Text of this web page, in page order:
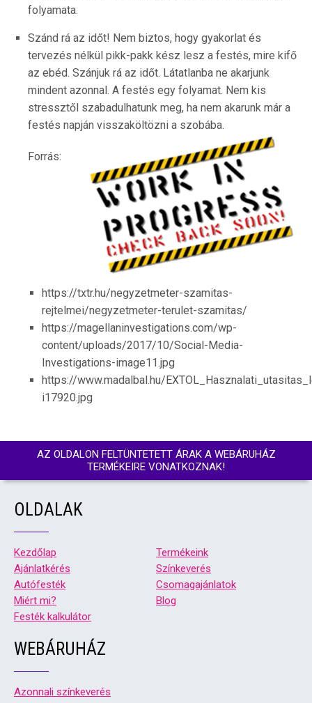
folyamata.
Szánd rá az időt! Nem biztos, hogy gyakorlat és
tervezés nélkül pikk-pakk kész lesz a festés, mire kifő
az ebéd. Szánjuk rá az időt. Látatlanba ne akarjunk
mindent azonnal. A festés egy folyamat. Nem kis
stressztől szabadulhatunk meg, ha nem akarunk már a
festés napján visszaköltözni a szobába.
Forrás:
https://txtr.hu/negyzetmeter-szamitas-
rejtelmei/negyzetmeter-terulet-szamitas/
https://magellaninvestigations.com/wp-
content/uploads/2017/10/Social-Media-
Investigations-image11.jpg
https://www.madalbal.hu/
i17920.jpg
AZ OLDALON FELTÜNTETETT ÁRAK A WEBÁRUHÁZ
TERMÉKEIRE VONATKOZNAK!
OLDALAK
Kezdőlap
Termékeink
Ajánlatkérés
Színkeverés
Autófesték
Csomagajánlatok
Miért mi?
Blog
Festék kalkulátor
WEBÁRUHÁZ
Azonnali színkeverés